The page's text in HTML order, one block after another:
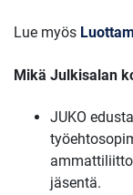
Lue myös
Mikä Julkisalan
JUKO
jäsentä.